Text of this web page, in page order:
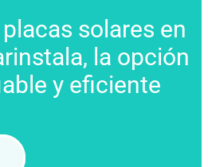
solares en
la opción
y eficiente